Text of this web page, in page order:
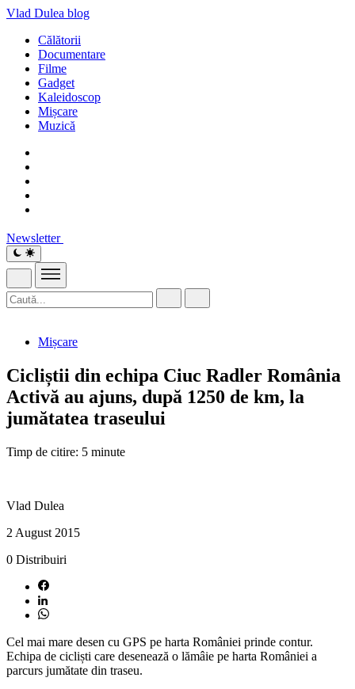
Vlad Dulea blog
Călătorii
Documentare
Filme
Gadget
Kaleidoscop
Mișcare
Muzică
Newsletter
Mișcare
Cicliștii din echipa Ciuc Radler România
Activă au ajuns, după 1250 de km, la
jumătatea traseului
Timp de citire: 5 minute
Vlad Dulea
2 August 2015
0 Distribuiri
Cel mai mare desen cu GPS pe harta României prinde contur.
Echipa de cicliști care desenează o lămâie pe harta României a
parcurs jumătate din traseu.